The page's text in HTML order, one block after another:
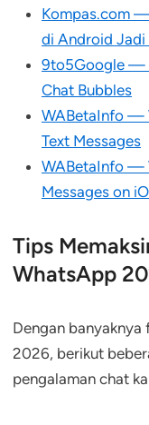
Kompas.com
di Android Jadi
9to5Google —
Chat Bubbles
WABetaInfo —
Text Messages
WABetaInfo —
Messages on
Tips
WhatsApp
Dengan
2026, berikut
pengalaman chat